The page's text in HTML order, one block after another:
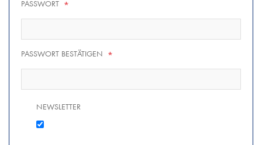
PASSWORT *
PASSWORT BESTÄTIGEN *
NEWSLETTER